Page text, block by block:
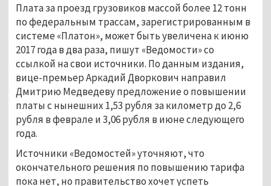
Плата за проезд грузовиков массой более 12 тонн
по федеральным трассам, зарегистрированным в
системе «Платон», может быть увеличена к июню
2017 года в два раза, пишут «Ведомости» со
ссылкой на свои источники. По данным издания,
вице-премьер Аркадий Дворкович направил
Дмитрию Медведеву предложение о повышении
платы с нынешних 1,53 рубля за километр до 2,6
рубля в феврале и 3,06 рубля в июне следующего
года.
Источники «Ведомостей» уточняют, что
окончательного решения по повышению тарифа
пока нет, но правительство хочет успеть